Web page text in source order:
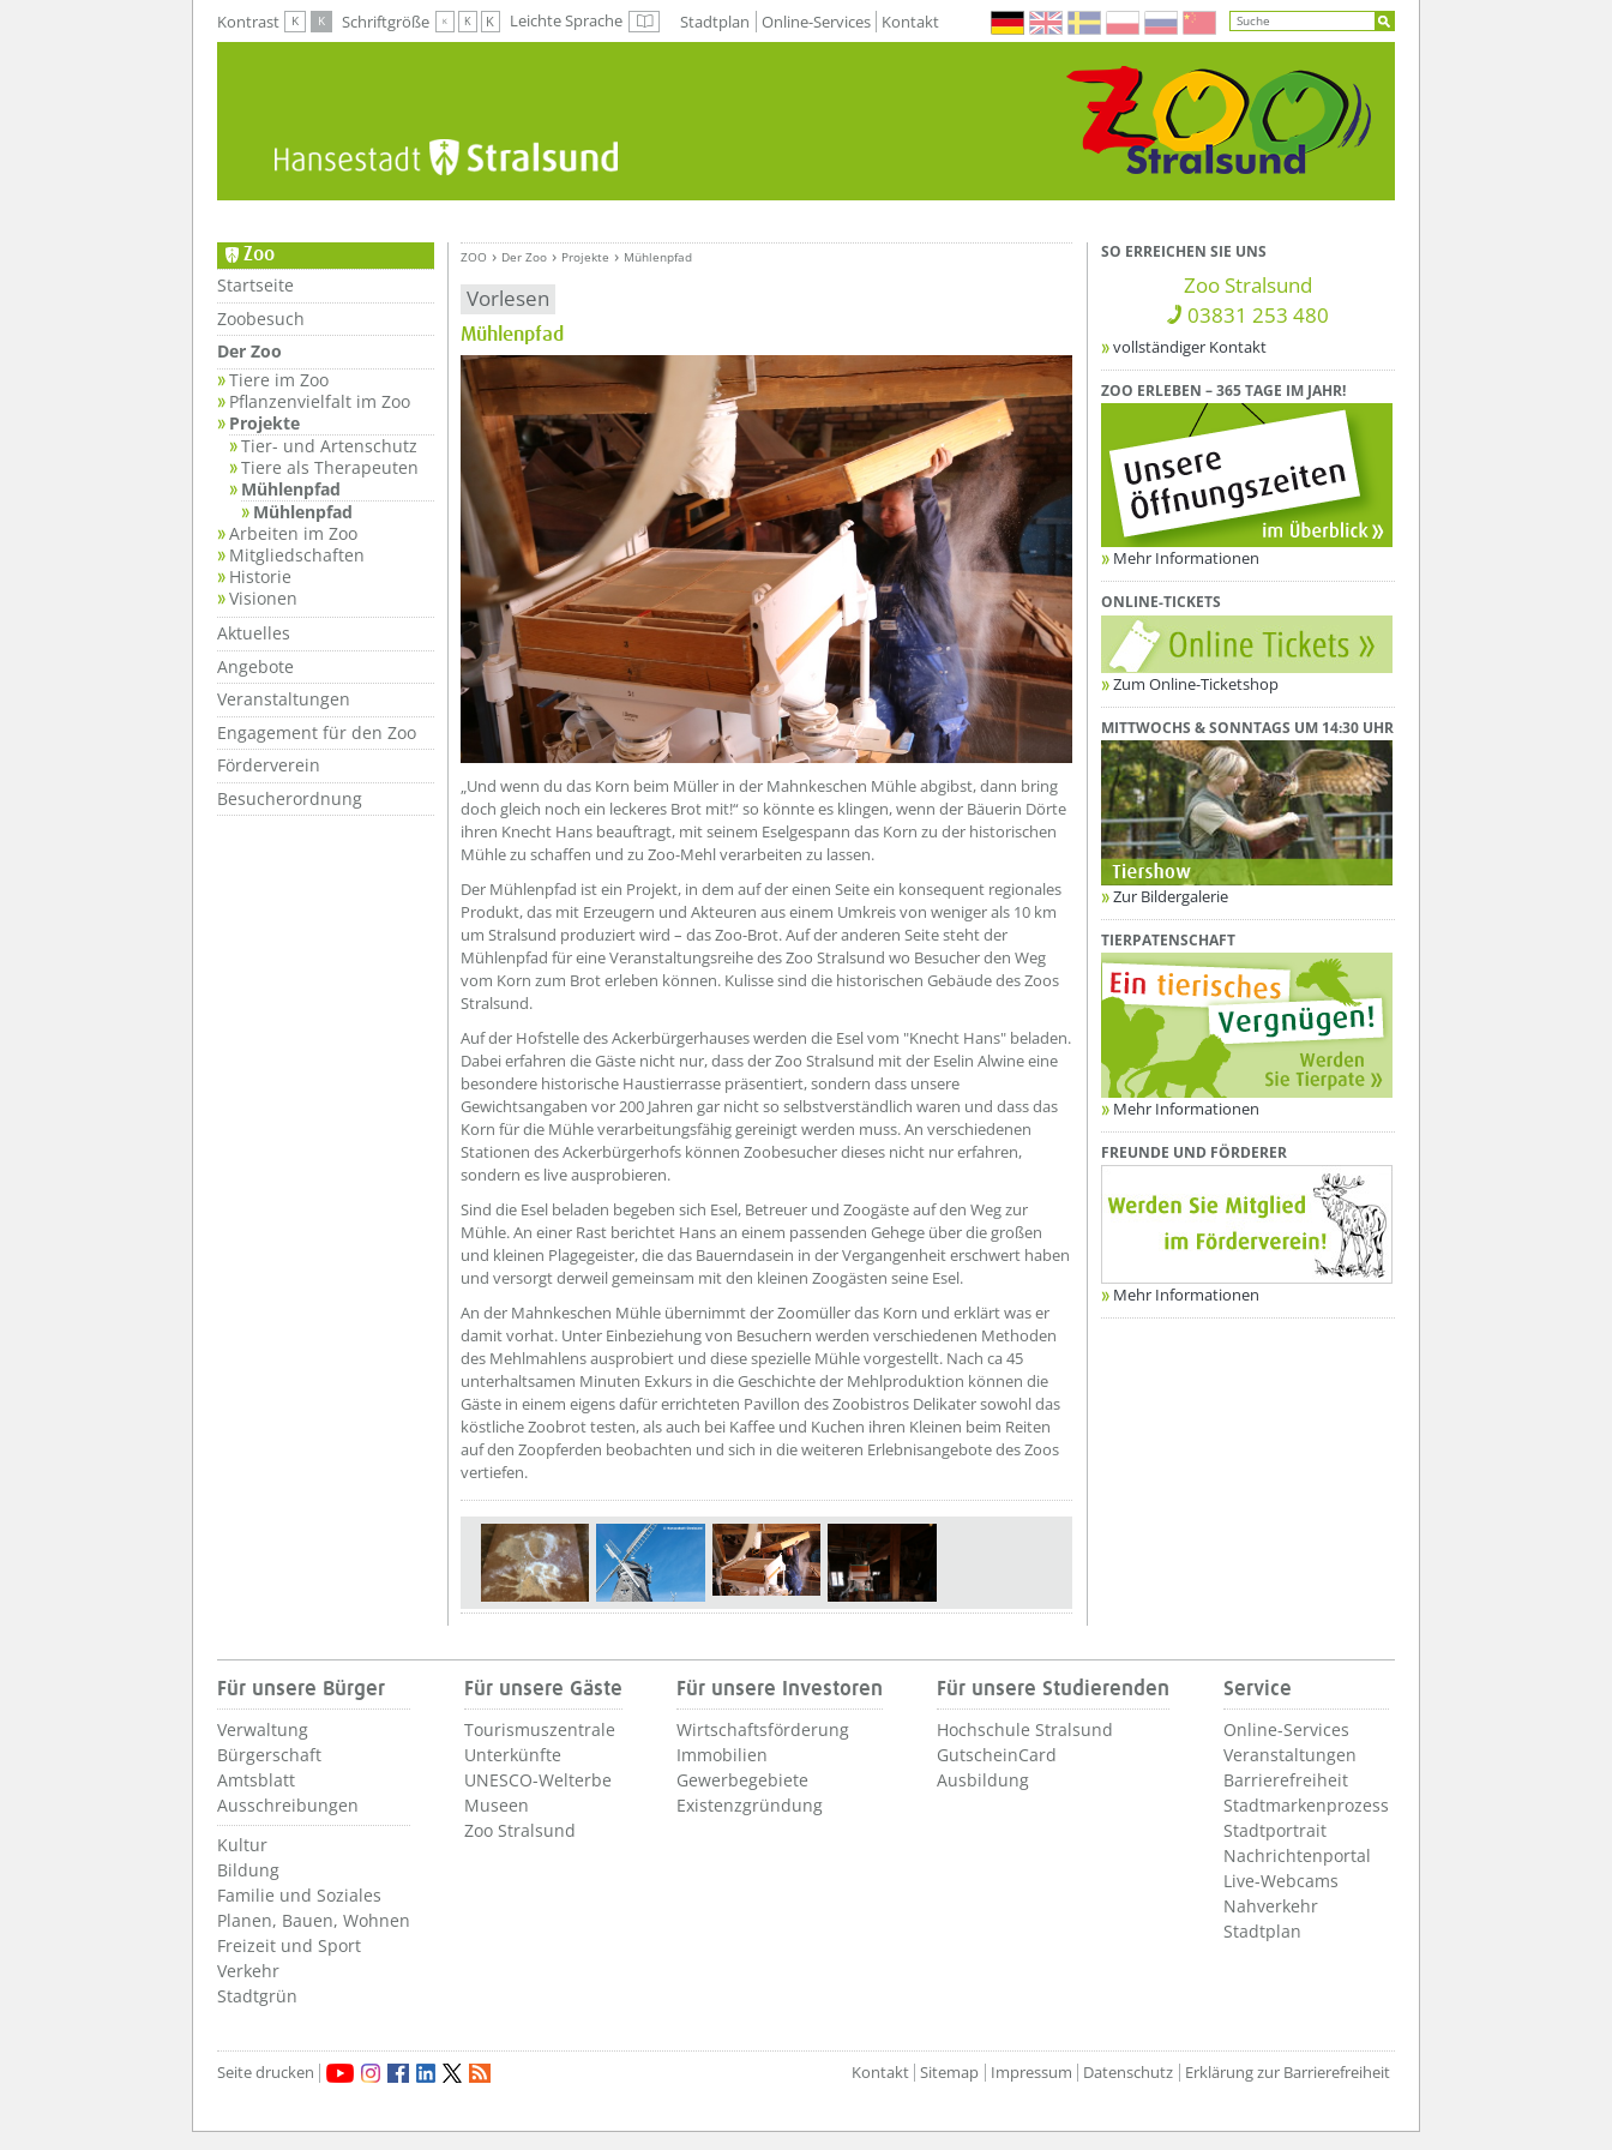
Kontrast K K Schriftgröße K K K Leichte Sprache Leichte Sprache
Stadtplan Online-Services Kontakt
Zoo
Startseite
Zoobesuch
Der Zoo
Tiere im Zoo
Pflanzenvielfalt im Zoo
Projekte
Tier- und Artenschutz
Tiere als Therapeuten
Mühlenpfad
Mühlenpfad
Arbeiten im Zoo
Mitgliedschaften
Historie
Visionen
Aktuelles
Angebote
Veranstaltungen
Engagement für den Zoo
Förderverein
Besucherordnung
ZOO Der Zoo Projekte Mühlenpfad
Vorlesen
Mühlenpfad
??? absaetzeOben[1]/titel ???
„Und wenn du das Korn beim Müller in der Mahnkeschen Mühle abgibst, dann bring
doch gleich noch ein leckeres Brot mit!“ so könnte es klingen, wenn der Bäuerin Dörte
ihren Knecht Hans beauftragt, mit seinem Eselgespann das Korn zu der historischen
Mühle zu schaffen und zu Zoo-Mehl verarbeiten zu lassen.
Der Mühlenpfad ist ein Projekt, in dem auf der einen Seite ein konsequent regionales
Produkt, das mit Erzeugern und Akteuren aus einem Umkreis von weniger als 10 km
um Stralsund produziert wird – das Zoo-Brot. Auf der anderen Seite steht der
Mühlenpfad für eine Veranstaltungsreihe des Zoo Stralsund wo Besucher den Weg
vom Korn zum Brot erleben können. Kulisse sind die historischen Gebäude des Zoos
Stralsund.
Auf der Hofstelle des Ackerbürgerhauses werden die Esel vom "Knecht Hans" beladen.
Dabei erfahren die Gäste nicht nur, dass der Zoo Stralsund mit der Eselin Alwine eine
besondere historische Haustierrasse präsentiert, sondern dass unsere
Gewichtsangaben vor 200 Jahren gar nicht so selbstverständlich waren und dass das
Korn für die Mühle verarbeitungsfähig gereinigt werden muss. An verschiedenen
Stationen des Ackerbürgerhofs können Zoobesucher dieses nicht nur erfahren,
sondern es live ausprobieren.
Sind die Esel beladen begeben sich Esel, Betreuer und Zoogäste auf den Weg zur
Mühle. An einer Rast berichtet Hans an einem passenden Gehege über die großen
und kleinen Plagegeister, die das Bauerndasein in der Vergangenheit erschwert haben
und versorgt derweil gemeinsam mit den kleinen Zoogästen seine Esel.
An der Mahnkeschen Mühle übernimmt der Zoomüller das Korn und erklärt was er
damit vorhat. Unter Einbeziehung von Besuchern werden verschiedenen Methoden
des Mehlmahlens ausprobiert und diese spezielle Mühle vorgestellt. Nach ca 45
unterhaltsamen Minuten Exkurs in die Geschichte der Mehlproduktion können die
Gäste in einem eigens dafür errichteten Pavillon des Zoobistros Delikater sowohl das
köstliche Zoobrot testen, als auch bei Kaffee und Kuchen ihren Kleinen beim Reiten
auf den Zoopferden beobachten und sich in die weiteren Erlebnisangebote des Zoos
vertiefen.
SO ERREICHEN SIE UNS
Zoo Stralsund
03831 253 480
vollständiger Kontakt
ZOO ERLEBEN – 365 TAGE IM JAHR!
Mehr Informationen
ONLINE-TICKETS
Zum Online-Ticketshop
MITTWOCHS & SONNTAGS UM 14:30 UHR
Zur Bildergalerie
TIERPATENSCHAFT
Mehr Informationen
FREUNDE UND FÖRDERER
Mehr Informationen
Für unsere Bürger
Verwaltung
Bürgerschaft
Amtsblatt
Ausschreibungen
Kultur
Bildung
Familie und Soziales
Planen, Bauen, Wohnen
Freizeit und Sport
Verkehr
Stadtgrün
Für unsere Gäste
Tourismuszentrale
Unterkünfte
UNESCO-Welterbe
Museen
Zoo Stralsund
Für unsere Investoren
Wirtschaftsförderung
Immobilien
Gewerbegebiete
Existenzgründung
Für unsere Studierenden
Hochschule Stralsund
GutscheinCard
Ausbildung
Service
Online-Services
Veranstaltungen
Barrierefreiheit
Stadtmarkenprozess
Stadtportrait
Nachrichtenportal
Live-Webcams
Nahverkehr
Stadtplan
Seite drucken Kontakt Sitemap Impressum Datenschutz Erklärung zur Barrierefreiheit